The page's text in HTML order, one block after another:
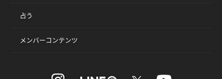
占う
メンバーコンテンツ